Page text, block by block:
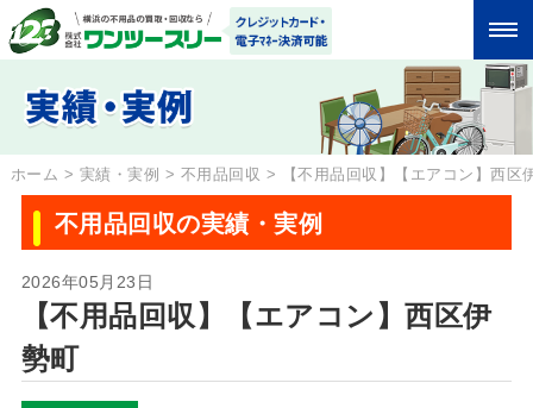
ホーム > 実績・実例 > 不用品回収 > 【不用品回収】【エアコン】西区
不用品回収の実績・実例
2026年05月23日
【不用品回収】【エアコン】西区伊
勢町